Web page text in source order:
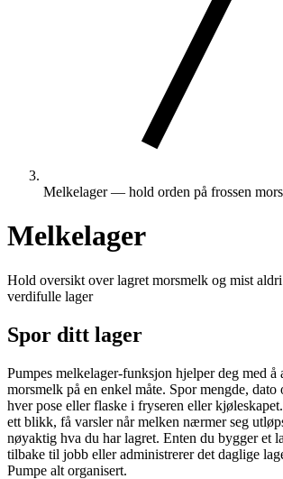
Melkelager — hold orden på frossen
Melkelager
Hold oversikt over lagret morsmelk og mist
verdifulle lager
Spor ditt lager
Pumpes melkelager-funksjon hjelper deg med å
morsmelk på en enkel måte. Spor mengde, dato
hver pose eller flaske i fryseren eller
ett blikk, få varsler når melken nærmer seg
nøyaktig hva du har lagret. Enten du bygger et
tilbake til jobb eller administrerer det daglige
Pumpe alt organisert.